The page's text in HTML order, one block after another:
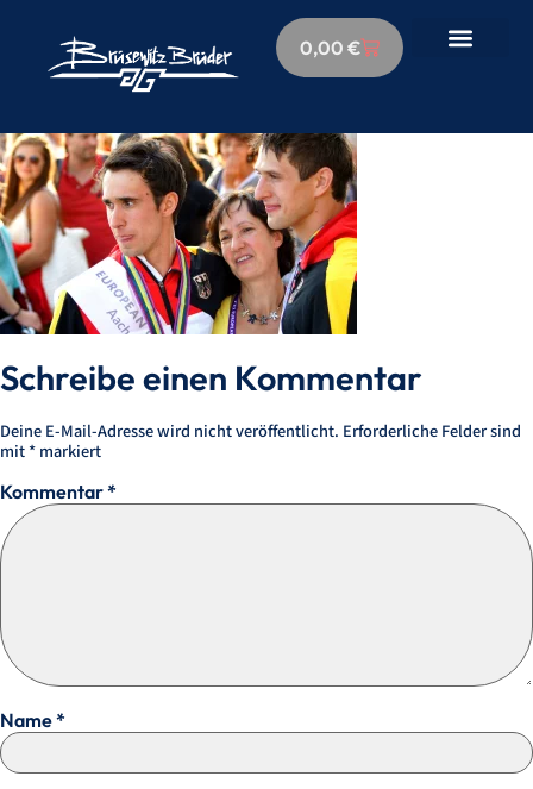
0,00 €
Schreibe einen Kommentar
Deine E-Mail-Adresse wird nicht veröffentlicht. Erforderliche Felder sind
mit* markiert
Kommentar*
Name*